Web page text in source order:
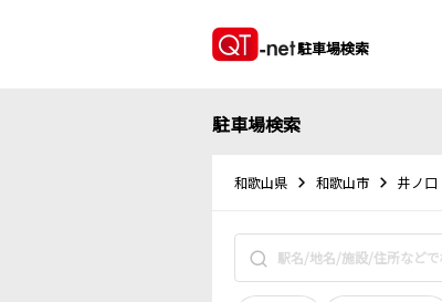
駐車場検索
駐車場検索
和歌山県 和歌山市 井ノ口